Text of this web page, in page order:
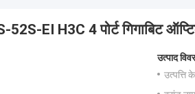
52S-EI H3C 4 पोर्ट गिगाबिट
उत्पाद
उत्पत्ति